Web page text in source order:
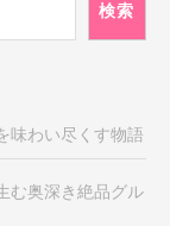
検索
味わい尽くす物語
む奥深き絶品グル